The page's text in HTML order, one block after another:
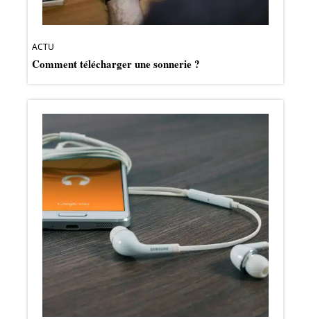
ACTU
Comment télécharger une sonnerie ?